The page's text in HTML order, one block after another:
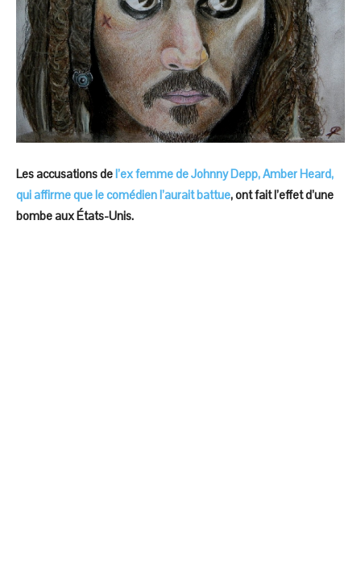
Les accusations de l’ex femme de Johnny Depp, Amber Heard,
qui affirme que le comédien l’aurait battue, ont fait l’effet d’une
bombe aux États-Unis.